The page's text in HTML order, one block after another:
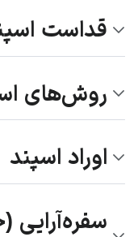
قداست
روش‌های
اوراد اسپند
سفره‌آرایی